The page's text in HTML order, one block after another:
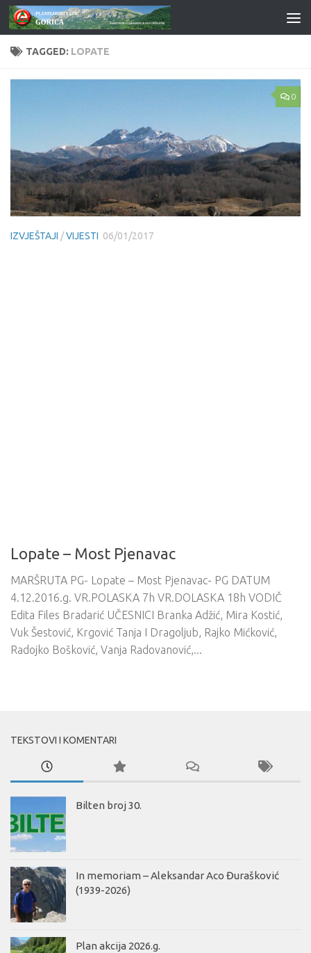
Skip to content
TAGGED: LOPATE
0
IZVJEŠTAJI /VIJESTI 06/01/2017
Lopate – Most Pjenavac
MARŠRUTA PG- Lopate – Most Pjenavac- PG DATUM
4.12.2016.g. VR.POLASKA 7h VR.DOLASKA 18h VODIČ
Edita Files Bradarić UČESNICI Branka Adžić, Mira Kostić,
Vuk Šestović, Krgović Tanja I Dragoljub, Rajko Mićković,
Radojko Bošković, Vanja Radovanović,...
TEKSTOVI I KOMENTARI
Bilten broj 30.
In memoriam – Aleksandar Aco Đurašković
(1939-2026)
Plan akcija 2026.g.